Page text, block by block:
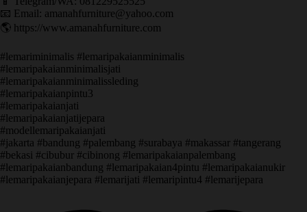
📧 Email: amanahfurniture@yahoo.com
🌎 https://www.amanahfurniture.com
#lemariminimalis #lemaripakaianminimalis
#lemaripakaianminimalisjati
#lemaripakaianminimalissleding
#lemaripakaianpintu3
#lemaripakaianjati
#lemaripakaianjatijepara
#modellemaripakaianjati
#jakarta #bandung #palembang #surabaya #makassar #tangerang
#bekasi #cibubur #cibinong #lemaripakaianpalembang
#lemaripakaianbandung #lemaripakaian4pintu #lemaripakaianukir
#lemaripakaianjepara #lemarijati #lemaripintu4 #lemarijepara